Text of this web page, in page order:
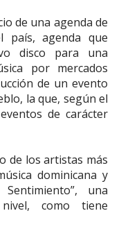
de una agenda de
país, agenda que
disco para una
por mercados
de un evento
la que, según el
de carácter
de los artistas más
dominicana y
una
como tiene